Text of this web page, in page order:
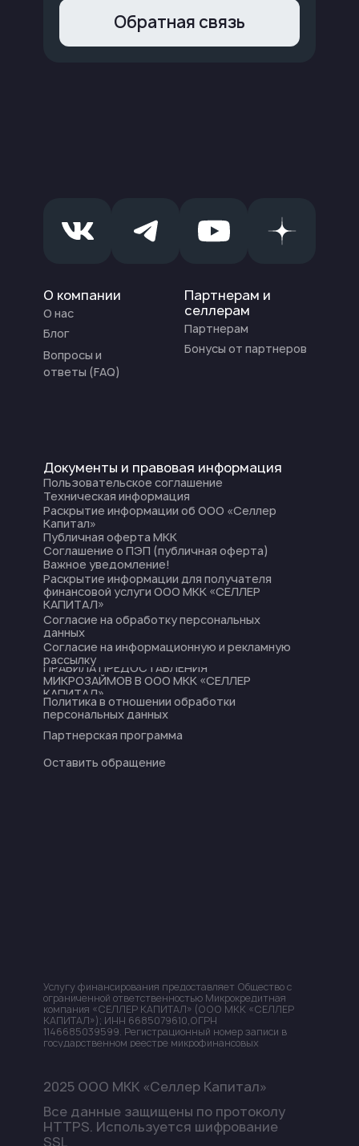
О компании
О нас
Блог
Вопросы и
ответы (FAQ)
Партнерам и
селлерам
Партнерам
Бонусы от партнеров
Услугу финансирования предоставляет Общество с
ограниченной ответственностью Микрокредитная
компания «СЕЛЛЕР КАПИТАЛ» (ООО МКК «СЕЛЛЕР
КАПИТАЛ»); ИНН 6685079610,ОГРН
1146685039599. Регистрационный номер записи в
государственном реестре микрофинансовых
ООО МКК «СЕЛЛЕР КАПИТАЛ» с 02.09.2016 г.
Саморегулируемой организации
Союз микрофинансовых организаций
«Микрофинансирование и Развитие»(СРО МиР),
Адрес: 107078, г. Москва Орликов переулок, д.5, стр.1,
Все данные защищены по протоколу
HTTPS. Используется шифрование
SSL
2025 ООО МКК «Селлер Капитал»
Документы и правовая информация
Пользовательское соглашение
Техническая информация
Раскрытие информации об ООО «Селлер
Капитал»
Публичная оферта МКК
Соглашение о ПЭП (публичная оферта)
Важное уведомление!
Раскрытие информации для получателя
финансовой услуги ООО МКК «СЕЛЛЕР
КАПИТАЛ»
Согласие на обработку персональных
данных
Согласие на информационную и рекламную
рассылку
ПРАВИЛА ПРЕДОСТАВЛЕНИЯ
МИКРОЗАЙМОВ В ООО МКК «СЕЛЛЕР
КАПИТАЛ»
Политика в отношении обработки
персональных данных
Партнерская программа
Оставить обращение
Обратная связь